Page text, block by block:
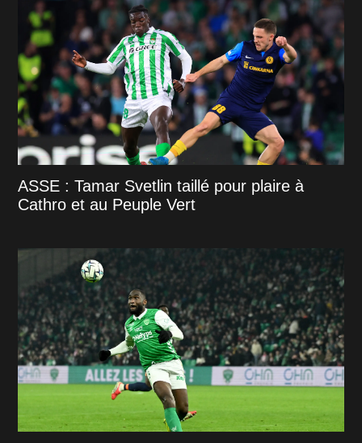
ASSE : Tamar Svetlin taillé pour plaire à
Cathro et au Peuple Vert